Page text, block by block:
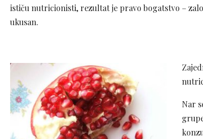
ističu nutricionisti, rezultat je pravo bogatstvo –
ukusan.
Nar